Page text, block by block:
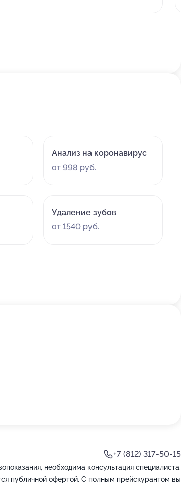
Анализ на коронавирус
от 998 руб.
Удаление зубов
от 1540 руб.
+7 (812) 317-50-15
необходима консультация специалиста.
публичной офертой. С полным прейскурантом вы